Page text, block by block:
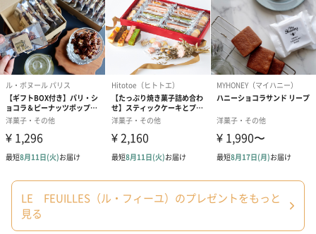
LE FEUILLES（ル・フィーユ）のプレゼントをもっと
見る